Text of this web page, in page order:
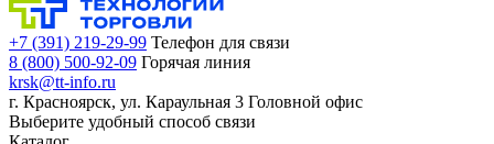
+7 (391) 219-29-99 Телефон для связи
8 (800) 500-92-09 Горячая линия
krsk@tt-info.ru
г. Красноярск, ул. Караульная 3 Головной офис
Выберите удобный способ связи